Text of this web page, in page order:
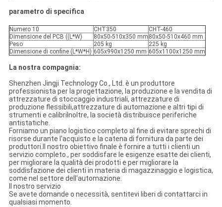
parametro di specifica
Numero 10 CHT350
CHT-460
Dimensione del PCB ((L*W)
80x50-510x350 mm 80x50-510x460 mm
Peso
205 kg
225 kg
Dimensione di confine (L*W*H) 605x990x1250 mm 605x1100x1250 mm
La nostra compagnia:
Shenzhen Jingji Technology Co., Ltd. è un produttore
professionista per la progettazione, la produzione e la vendita di
attrezzature di stoccaggio industriali, attrezzature di
produzione flessibili,attrezzature di automazione e altri tipi di
strumenti e calibriInoltre, la società distribuisce periferiche
antistatiche.
Forniamo un piano logistico completo al fine di evitare sprechi di
risorse durante l'acquisto e la catena di fornitura da parte dei
produttori.Il nostro obiettivo finale è fornire a tutti i clienti un
servizio completo., per soddisfare le esigenze esatte dei clienti,
per migliorare la qualità dei prodotti e per migliorare la
soddisfazione dei clienti in materia di magazzinaggio e logistica,
come nel settore dell'automazione.
Il nostro servizio
Se avete domande o necessità, sentitevi liberi di contattarci in
qualsiasi momento.